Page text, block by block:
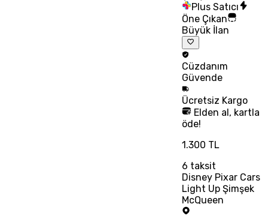
Plus Satıcı
Öne Çıkan
Büyük İlan
Cüzdanım
Güvende
Ücretsiz Kargo
Elden al, kartla
öde!
1.300 TL
6 taksit
Disney Pixar Cars
Light Up Şimşek
McQueen